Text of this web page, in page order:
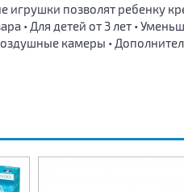
игрушки позволят ребенку
• Для детей от 3 лет •
камеры •